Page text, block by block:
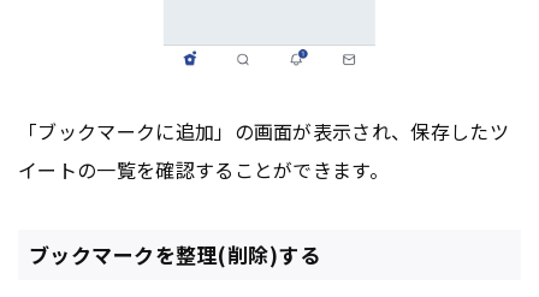
「ブックマークに追加」の画面が表示され、保存したツ
イートの一覧を確認することができます。
ブックマークを整理(削除)する